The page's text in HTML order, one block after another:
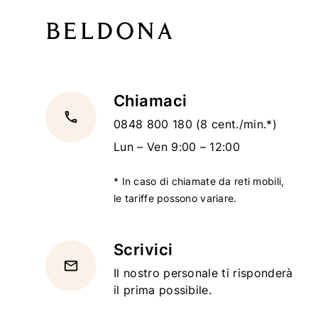
local_phone
Chiamaci
0848 800 180 (8 cent./min.*)
Lun – Ven 9:00 – 12:00
* In caso di chiamate da reti mobili,
le tariffe possono variare.
email
Scrivici
Il nostro personale ti risponderà
il prima possibile.